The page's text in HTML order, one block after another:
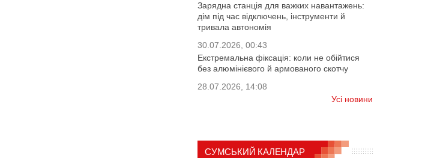
Зарядна станція для важких навантажень:
дім під час відключень, інструменти й
тривала автономія
30.07.2026, 00:43
Екстремальна фіксація: коли не обійтися
без алюмінієвого й армованого скотчу
28.07.2026, 14:08
Усі новини
СУМСЬКИЙ КАЛЕНДАР